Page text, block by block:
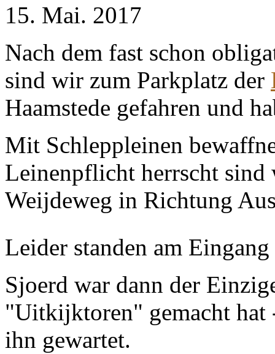
15. Mai. 2017
Nach dem fast schon
sind wir zum Parkplatz der
Haamstede gefahren und
Mit Schleppleinen
Leinenpflicht herrscht
Weijdeweg in Richtung
Leider standen am
Sjoerd war dann der
"Uitkijktoren" gemacht hat
ihn gewartet.